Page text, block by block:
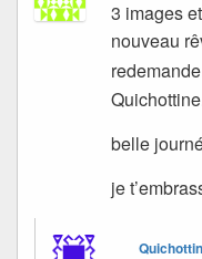
3 images
nouveau
belle
je